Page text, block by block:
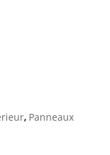
, Panneaux